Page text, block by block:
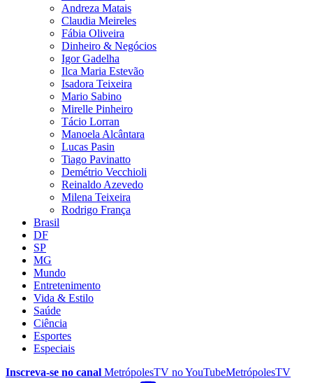
Andreza Matais
Claudia Meireles
Fábia Oliveira
Dinheiro & Negócios
Igor Gadelha
Ilca Maria Estevão
Isadora Teixeira
Mario Sabino
Mirelle Pinheiro
Tácio Lorran
Manoela Alcântara
Lucas Pasin
Tiago Pavinatto
Demétrio Vecchioli
Reinaldo Azevedo
Milena Teixeira
Rodrigo França
Brasil
DF
SP
MG
Mundo
Entretenimento
Vida & Estilo
Saúde
Ciência
Esportes
Especiais
Inscreva-se no canal MetrópolesTV noYouTubeMetrópolesTV